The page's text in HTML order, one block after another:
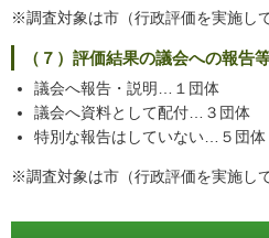
※調査対象は市（行政評価を実施し
（７）評価結果の議会への報告
議会へ報告・説明…１団体
議会へ資料として配付…３団体
特別な報告はしていない…５団体
※調査対象は市（行政評価を実施し